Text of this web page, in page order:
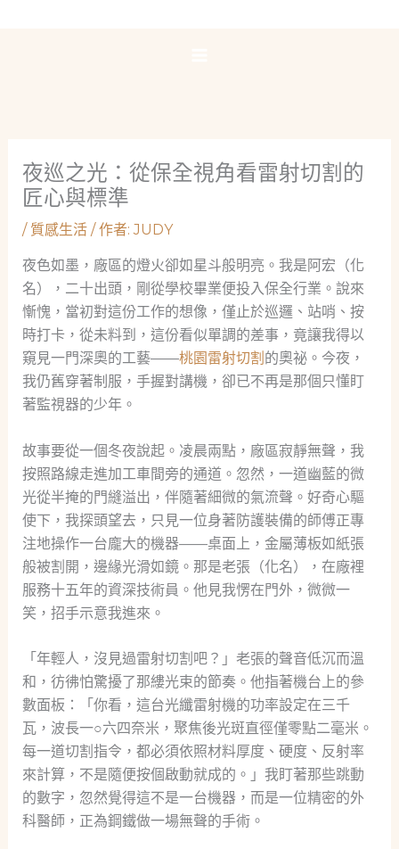
夜巡之光：從保全視角看雷射切割的
匠心與標準
/ 質感生活/ 作者:JUDY
夜色如墨，廠區的燈火卻如星斗般明亮。我是阿宏（化
名），二十出頭，剛從學校畢業便投入保全行業。說來
慚愧，當初對這份工作的想像，僅止於巡邏、站哨、按
時打卡，從未料到，這份看似單調的差事，竟讓我得以
窺見一門深奧的工藝——桃園雷射切割 的奧祕。今夜，
我仍舊穿著制服，手握對講機，卻已不再是那個只懂盯
著監視器的少年。
故事要從一個冬夜說起。凌晨兩點，廠區寂靜無聲，我
按照路線走進加工車間旁的通道。忽然，一道幽藍的微
光從半掩的門縫溢出，伴隨著細微的氣流聲。好奇心驅
使下，我探頭望去，只見一位身著防護裝備的師傅正專
注地操作一台龐大的機器——桌面上，金屬薄板如紙張
般被割開，邊緣光滑如鏡。那是老張（化名），在廠裡
服務十五年的資深技術員。他見我愣在門外，微微一
笑，招手示意我進來。
「年輕人，沒見過雷射切割吧？」老張的聲音低沉而溫
和，彷彿怕驚擾了那縷光束的節奏。他指著機台上的參
數面板：「你看，這台光纖雷射機的功率設定在三千
瓦，波長一○六四奈米，聚焦後光斑直徑僅零點二毫米。
每一道切割指令，都必須依照材料厚度、硬度、反射率
來計算，不是隨便按個啟動就成的。」我盯著那些跳動
的數字，忽然覺得這不是一台機器，而是一位精密的外
科醫師，正為鋼鐵做一場無聲的手術。